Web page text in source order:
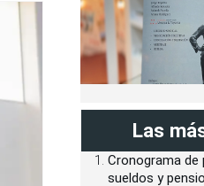
Las
Cronograma de
sueldos y